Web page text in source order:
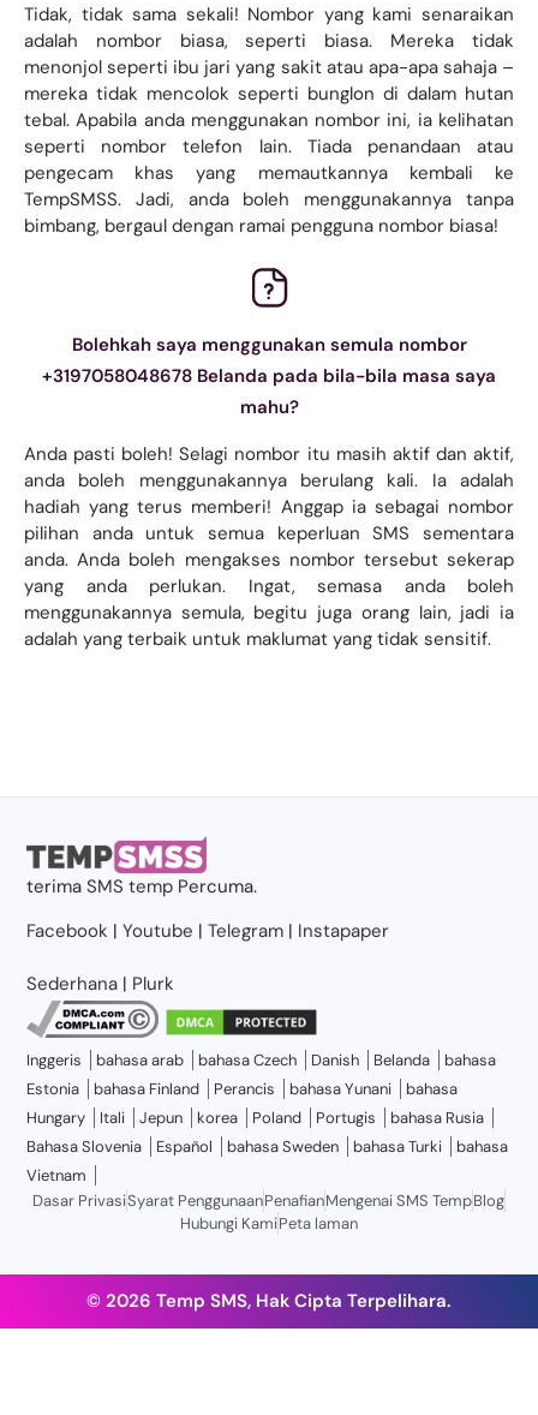
Tidak, tidak sama sekali! Nombor yang kami senaraikan
adalah nombor biasa, seperti biasa. Mereka tidak
menonjol seperti ibu jari yang sakit atau apa-apa sahaja –
mereka tidak mencolok seperti bunglon di dalam hutan
tebal. Apabila anda menggunakan nombor ini, ia kelihatan
seperti nombor telefon lain. Tiada penandaan atau
pengecam khas yang memautkannya kembali ke
TempSMSS. Jadi, anda boleh menggunakannya tanpa
bimbang, bergaul dengan ramai pengguna nombor biasa!
Bolehkah saya menggunakan semula nombor
+3197058048678 Belanda pada bila-bila masa saya
mahu?
Anda pasti boleh! Selagi nombor itu masih aktif dan aktif,
anda boleh menggunakannya berulang kali. Ia adalah
hadiah yang terus memberi! Anggap ia sebagai nombor
pilihan anda untuk semua keperluan SMS sementara
anda. Anda boleh mengakses nombor tersebut sekerap
yang anda perlukan. Ingat, semasa anda boleh
menggunakannya semula, begitu juga orang lain, jadi ia
adalah yang terbaik untuk maklumat yang tidak sensitif.
terimaSMS temp Percuma.
Facebook |Youtube |Telegram | Instapaper
Sederhana | Plurk
Inggeris bahasa arab bahasa Czech Danish Belanda
bahasa
Estonia
bahasa Finland Perancis bahasa Yunani
bahasa
Hungary
Itali Jepun korea Poland Portugis
bahasa Rusia
Bahasa Slovenia
Español bahasa Sweden bahasa Turki
bahasa
Vietnam
Dasar PrivasiSyarat PenggunaanPenafianMengenai SMS TempBlog
Hubungi KamiPeta laman
© 2026 Temp SMS, Hak Cipta Terpelihara.